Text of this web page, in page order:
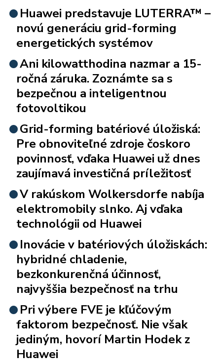
Huawei predstavuje LUTERRA™ –
novú generáciu grid-forming
energetických systémov
Ani kilowatthodina nazmar a 15-
ročná záruka. Zoznámte sa s
bezpečnou a inteligentnou
fotovoltikou
Grid-forming batériové úložiská:
Pre obnoviteľné zdroje čoskoro
povinnosť, vďaka Huawei už dnes
zaujímavá investičná príležitosť
V rakúskom Wolkersdorfe nabíja
elektromobily slnko. Aj vďaka
technológii od Huawei
Inovácie v batériových úložiskách:
hybridné chladenie,
bezkonkurenčná účinnosť,
najvyššia bezpečnosť na trhu
Pri výbere FVE je kľúčovým
faktorom bezpečnosť. Nie však
jediným, hovorí Martin Hodek z
Huawei